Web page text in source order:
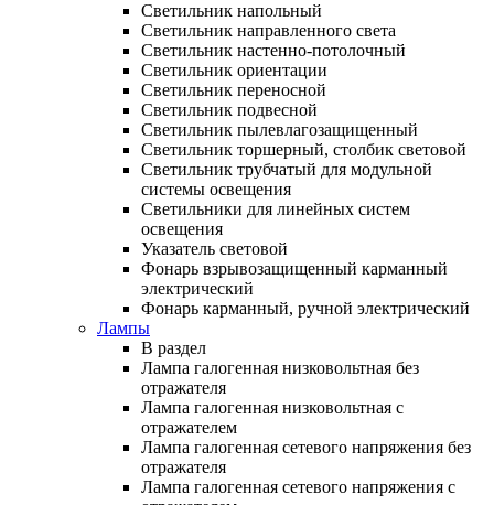
Светильник напольный
Светильник направленного света
Светильник настенно-потолочный
Светильник ориентации
Светильник переносной
Светильник подвесной
Светильник пылевлагозащищенный
Светильник торшерный, столбик световой
Светильник трубчатый для модульной
системы освещения
Светильники для линейных систем
освещения
Указатель световой
Фонарь взрывозащищенный карманный
электрический
Фонарь карманный, ручной электрический
Лампы
В раздел
Лампа галогенная низковольтная без
отражателя
Лампа галогенная низковольтная с
отражателем
Лампа галогенная сетевого напряжения без
отражателя
Лампа галогенная сетевого напряжения с